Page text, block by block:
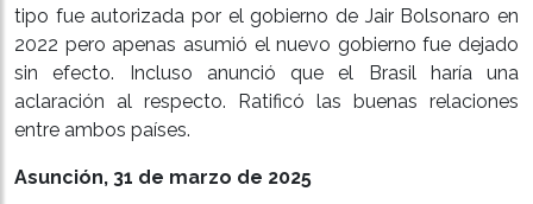
tipo fue autorizada por el gobierno de Jair Bolsonaro en
2022 pero apenas asumió el nuevo gobierno fue dejado
sin efecto. Incluso anunció que el Brasil haría una
aclaración al respecto. Ratificó las buenas relaciones
entre ambos países.
Asunción, 31 de marzo de 2025